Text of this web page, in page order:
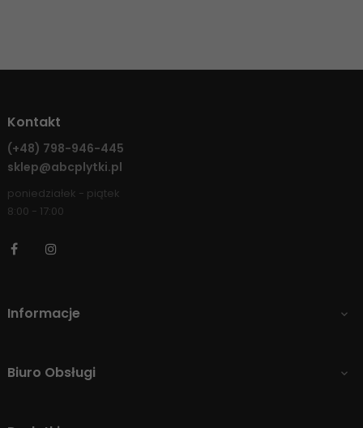
Kontakt
(+48) 798-946-445
sklep@abcplytki.pl
poniedziałek - piątek
8:00 - 17:00
Facebook
Informacje 
Biuro Obsługi 